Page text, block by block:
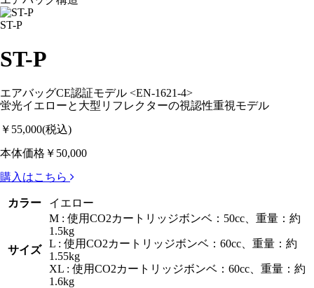
ST-P
ST-P
エアバッグCE認証モデル <EN-1621-4>
蛍光イエローと大型リフレクターの視認性重視モデル
￥55,000(税込)
本体価格￥50,000
購入はこちら
カラー イエロー
サイズ
M : 使用CO2カートリッジボンベ：50cc、重量：約
1.5kg
L : 使用CO2カートリッジボンベ：60cc、重量：約
1.55kg
XL : 使用CO2カートリッジボンベ：60cc、重量：約
1.6kg